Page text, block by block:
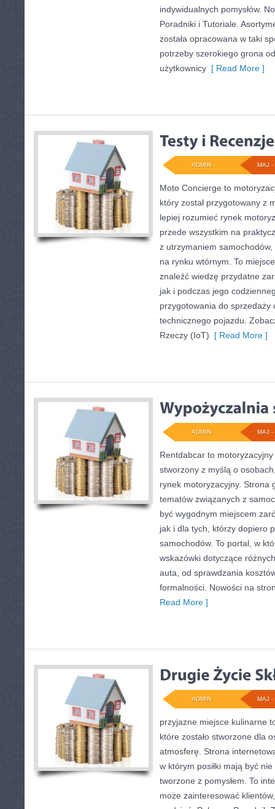
indywidualnych pomysłów.
Poradniki i Tutoriale.
została opracowana w taki
potrzeby szerokiego grona
użytkownicy [ Read More ]
MAJ -
ADMIN
Moto Concierge to
który został przygotowany z
lepiej rozumieć rynek
przede wszystkim na
z utrzymaniem
na rynku wtórnym. To
znaleźć wiedzę przydatne
jak i podczas jego
przygotowania do sprzedaży
technicznego pojazdu.
Rzeczy (IoT) [ Read More ]
MAJ -
ADMIN
Rentdabcar to
stworzony z myślą o
rynek motoryzacyjny. Strona
tematów związanych z
być wygodnym miejscem
jak i dla tych, którzy dopiero
samochodów. To portal, w
wskazówki dotyczące
auta, od sprawdzania
formalności. Nowości na
Read More ]
MAJ -
ADMIN
przyjazne miejsce kulinarne
które zostało stworzone dla
atmosferę. Strona
w którym posiłki mają być
tworzone z pomysłem. To
może zainteresować